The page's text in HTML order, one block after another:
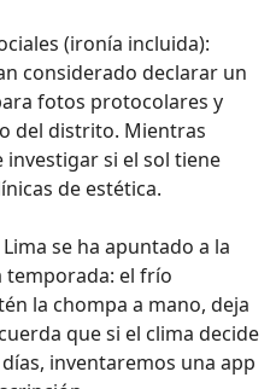
(ironía incluida):
considerado declarar un
fotos protocolares y
del distrito. Mientras
si el sol tiene
de estética.
se ha apuntado a la
temporada: el frío
la chompa a mano, deja
que si el clima decide
inventaremos una app